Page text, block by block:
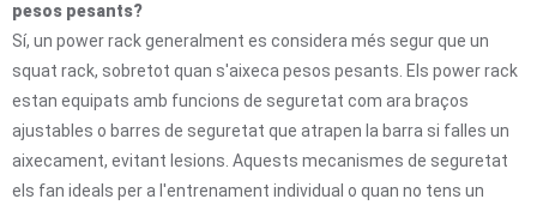
pesos pesants?
Sí, un power rack generalment es considera més segur que un
squat rack, sobretot quan s'aixeca pesos pesants. Els power rack
estan equipats amb funcions de seguretat com ara braços
ajustables o barres de seguretat que atrapen la barra si falles un
aixecament, evitant lesions. Aquests mecanismes de seguretat
els fan ideals per a l'entrenament individual o quan no tens un